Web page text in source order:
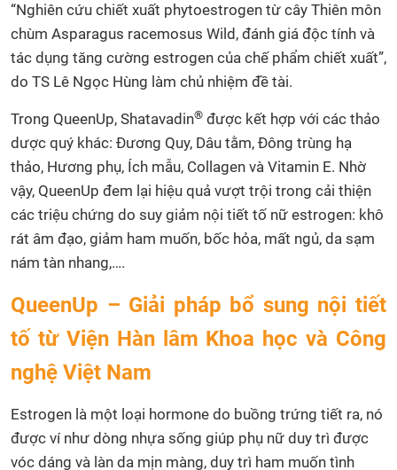
“Nghiên cứu chiết xuất phytoestrogen từ cây Thiên môn
chùm Asparagus racemosus Wild, đánh giá độc tính và
tác dụng tăng cường estrogen của chế phẩm chiết xuất”,
do TS Lê Ngọc Hùng làm chủ nhiệm đề tài.
Trong QueenUp, Shatavadin® được kết hợp với các thảo
dược quý khác: Đương Quy, Dâu tằm, Đông trùng hạ
thảo, Hương phụ, Ích mẫu, Collagen và Vitamin E. Nhờ
vậy, QueenUp đem lại hiệu quả vượt trội trong cải thiện
các triệu chứng do suy giảm nội tiết tố nữ estrogen: khô
rát âm đạo, giảm ham muốn, bốc hỏa, mất ngủ, da sạm
nám tàn nhang,….
QueenUp – Giải pháp bổ sung nội tiết
tố từ Viện Hàn lâm Khoa học và Công
nghệ Việt Nam
Estrogen là một loại hormone do buồng trứng tiết ra, nó
được ví như dòng nhựa sống giúp phụ nữ duy trì được
vóc dáng và làn da mịn màng, duy trì ham muốn tình